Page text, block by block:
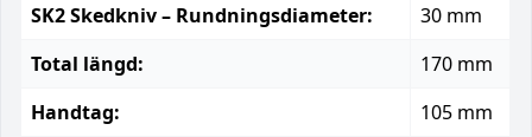
SK2 Skedkniv – Rundningsdiameter:
30 mm
Total längd:
170 mm
Handtag:
105 mm